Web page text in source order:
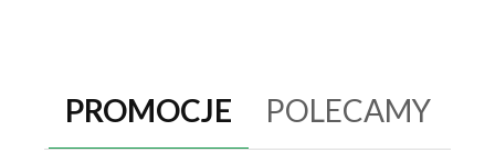
PROMOCJE POLECAMY